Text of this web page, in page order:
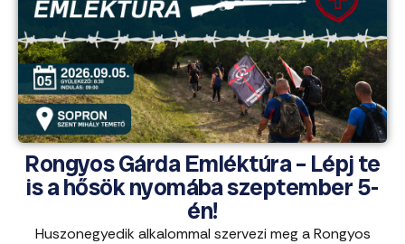
Rongyos Gárda Emléktúra – Lépj te
is a hősök nyomába szeptember 5-
én!
Huszonegyedik alkalommal szervezi meg a Rongyos